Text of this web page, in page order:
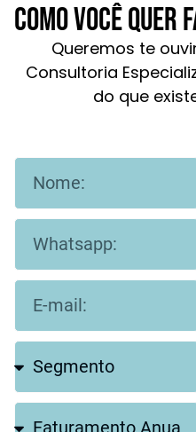
Como você
Queremos te
Consultoria
do que